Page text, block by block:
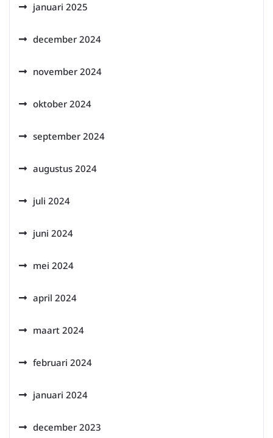
januari 2025
december 2024
november 2024
oktober 2024
september 2024
augustus 2024
juli 2024
juni 2024
mei 2024
april 2024
maart 2024
februari 2024
januari 2024
december 2023